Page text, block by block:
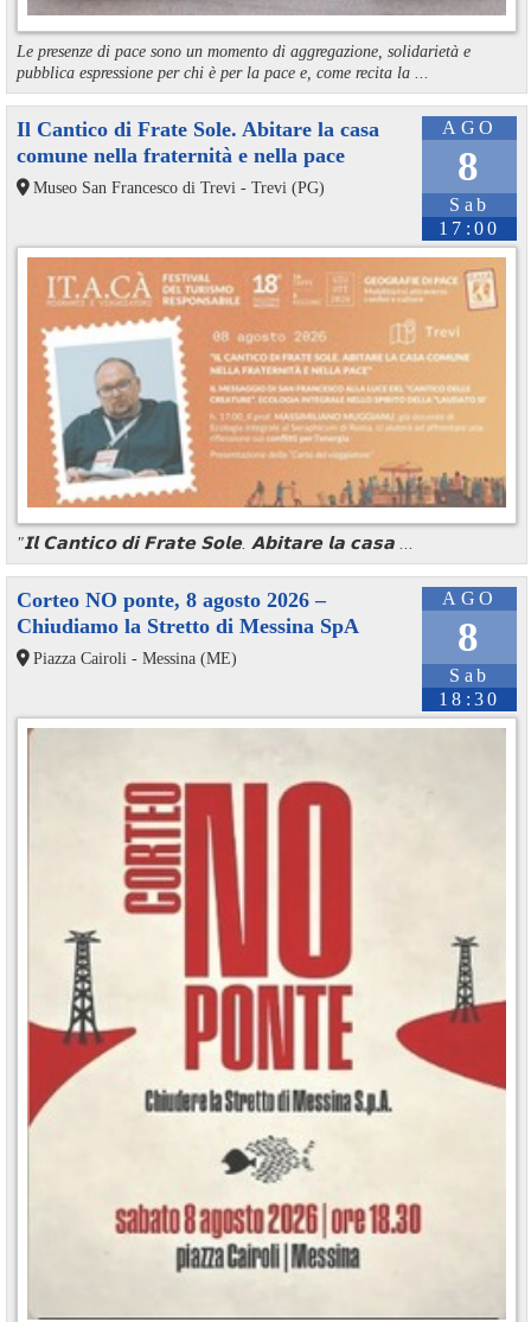
Le presenze di pace sono un momento di aggregazione, solidarietà e
pubblica espressione per chi è per la pace e, come recita la ...
AGO
8
Sab
17:00
Il Cantico di Frate Sole. Abitare la casa
comune nella fraternità e nella pace
Museo San Francesco di Trevi - Trevi (PG)
"𝗜𝗹 𝗖𝗮𝗻𝘁𝗶𝗰𝗼 𝗱𝗶 𝗙𝗿𝗮𝘁𝗲 𝗦𝗼𝗹𝗲. 𝗔𝗯𝗶𝘁𝗮𝗿𝗲 𝗹𝗮 𝗰𝗮𝘀𝗮 ...
AGO
8
Sab
18:30
Corteo NO ponte, 8 agosto 2026 –
Chiudiamo la Stretto di Messina SpA
Piazza Cairoli - Messina (ME)